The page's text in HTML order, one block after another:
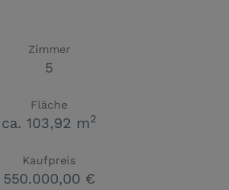
Zimmer
5
Fläche
ca. 103,92 m2
Kaufpreis
550.000,00 €